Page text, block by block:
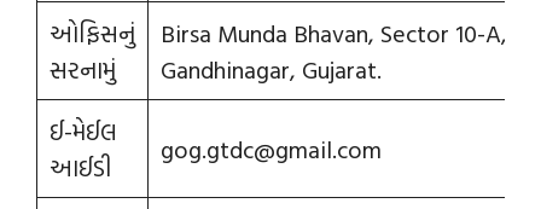
ઓફિસનું
સરનામું
Birsa Munda Bhavan, Sector 10-A,
Gandhinagar, Gujarat.
ઈ-મેઈલ
આઈડી
gog.gtdc@gmail.com